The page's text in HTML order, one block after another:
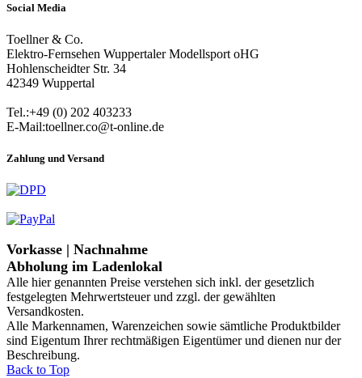
Social Media
Toellner & Co.
Elektro-Fernsehen Wuppertaler Modellsport oHG
Hohlenscheidter Str. 34
42349 Wuppertal
Tel.:+49 (0) 202 403233
E-Mail:toellner.co@t-online.de
Zahlung und Versand
Vorkasse | Nachnahme
Abholung im Ladenlokal
Alle hier genannten Preise verstehen sich inkl. der gesetzlich
festgelegten Mehrwertsteuer und zzgl. der gewählten
Versandkosten.
Alle Markennamen, Warenzeichen sowie sämtliche Produktbilder
sind Eigentum Ihrer rechtmäßigen Eigentümer und dienen nur der
Beschreibung.
Back to Top